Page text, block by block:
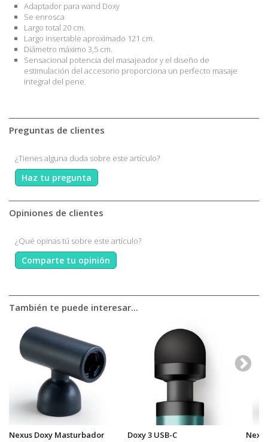
Adaptador para wand Doxy
Se enrosca
Largo total 20 cm.
Largo insertable aproximado 121 cm.
Diámetro máximo 3,5 cm.
Sensacional potencia del masajeador y el diseño de
estimulación del accesorio proporciona un perfecto masaje
integral del pene.
Preguntas de clientes
¿Tienes alguna duda sobre este artículo?
Haz tu pregunta
Opiniones de clientes
¿Qué opinas tú sobre este artículo?
Comparte tu opinión
También te puede interesar...
Nexus Doxy Masturbador Doxy 3 USB-C